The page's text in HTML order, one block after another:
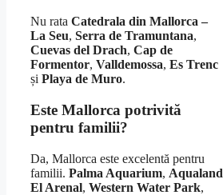
Nu rata Catedrala din Mallorca –
La Seu, Serra de Tramuntana,
Cuevas del Drach, Cap de
Formentor, Valldemossa, Es Trenc
și Playa de Muro.
Este Mallorca potrivită
pentru familii?
Da, Mallorca este excelentă pentru
familii. Palma Aquarium, Aqualand
El Arenal, Western Water Park,